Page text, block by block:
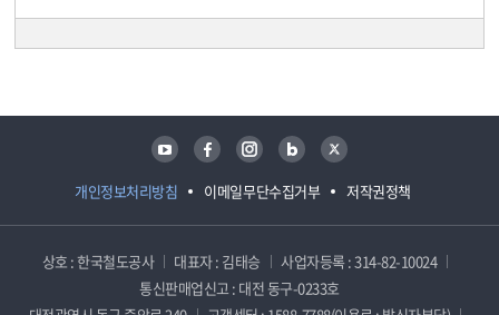
개인정보처리방침 이메일무단수집거부 저작권정책
유튜브 페이스북 인스타그램 블로그 트위터
상호 : 한국철도공사 대표자 : 김태승
사업자등록 : 314-82-10024
통신판매업신고 : 대전 동구-0233호